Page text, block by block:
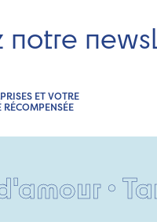
notre
ET VOTRE
RÉCOMPENSÉE
Tant pis